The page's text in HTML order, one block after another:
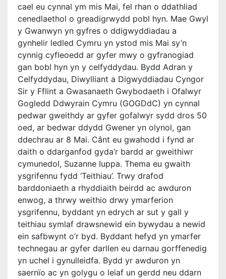
cael eu cynnal ym mis Mai, fel rhan o ddathliad
cenedlaethol o greadigrwydd pobl hyn. Mae Gwyl
y Gwanwyn yn gyfres o ddigwyddiadau a
gynhelir ledled Cymru yn ystod mis Mai sy’n
cynnig cyfleoedd ar gyfer mwy o gyfranogiad
gan bobl hyn yn y celfyddydau. Bydd Adran y
Celfyddydau, Diwylliant a Digwyddiadau Cyngor
Sir y Fflint a Gwasanaeth Gwybodaeth i Ofalwyr
Gogledd Ddwyrain Cymru (GOGDdC) yn cynnal
pedwar gweithdy ar gyfer gofalwyr sydd dros 50
oed, ar bedwar ddydd Gwener yn olynol, gan
ddechrau ar 8 Mai. Cânt eu gwahodd i fynd ar
daith o ddarganfod gyda’r bardd ar gweithiwr
cymunedol, Suzanne Iuppa. Thema eu gwaith
ysgrifennu fydd ‘Teithiau’. Trwy drafod
barddoniaeth a rhyddiaith beirdd ac awduron
enwog, a thrwy weithio drwy ymarferion
ysgrifennu, byddant yn edrych ar sut y gall y
teithiau symlaf drawsnewid ein bywydau a newid
ein safbwynt o’r byd. Byddant hefyd yn ymarfer
technegau ar gyfer darllen eu darnau gorffenedig
yn uchel i gynulleidfa. Bydd yr awduron yn
saernïo ac yn golygu o leiaf un gerdd neu ddarn